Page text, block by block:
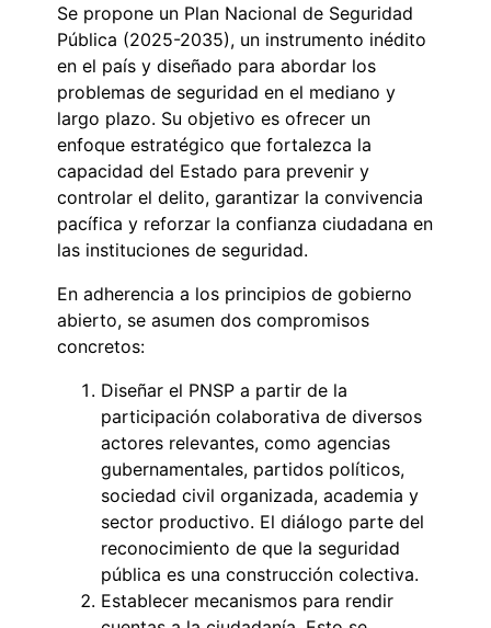
Se propone un Plan Nacional de Seguridad
Pública (2025-2035), un instrumento inédito
en el país y diseñado para abordar los
problemas de seguridad en el mediano y
largo plazo. Su objetivo es ofrecer un
enfoque estratégico que fortalezca la
capacidad del Estado para prevenir y
controlar el delito, garantizar la convivencia
pacífica y reforzar la confianza ciudadana en
las instituciones de seguridad.
En adherencia a los principios de gobierno
abierto, se asumen dos compromisos
concretos:
Diseñar el PNSP a partir de la
participación colaborativa de diversos
actores relevantes, como agencias
gubernamentales, partidos políticos,
sociedad civil organizada, academia y
sector productivo. El diálogo parte del
reconocimiento de que la seguridad
pública es una construcción colectiva.
Establecer mecanismos para rendir